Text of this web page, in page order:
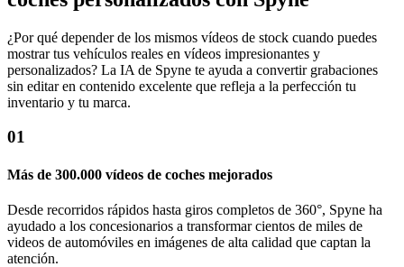
¿Por qué depender de los mismos vídeos de stock cuando puedes
mostrar tus vehículos reales en vídeos impresionantes y
personalizados? La IA de Spyne te ayuda a convertir grabaciones
sin editar en contenido excelente que refleja a la perfección tu
inventario y tu marca.
01
Más de 300.000 vídeos de coches mejorados
Desde recorridos rápidos hasta giros completos de 360°, Spyne ha
ayudado a los concesionarios a transformar cientos de miles de
videos de automóviles en imágenes de alta calidad que captan la
atención.